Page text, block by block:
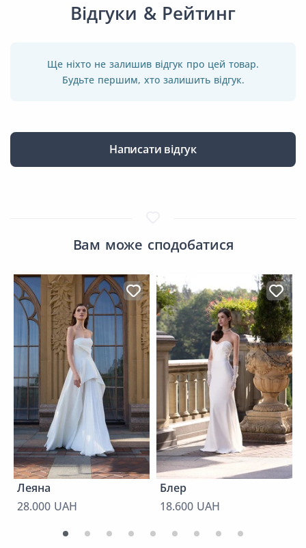
Відгуки & Рейтинг
Ще ніхто не залишив відгук про цей товар.
Будьте першим, хто залишить відгук.
Написати відгук
Вам може сподобатися
Леяна
28.000 UAH
Блер
18.600 UAH